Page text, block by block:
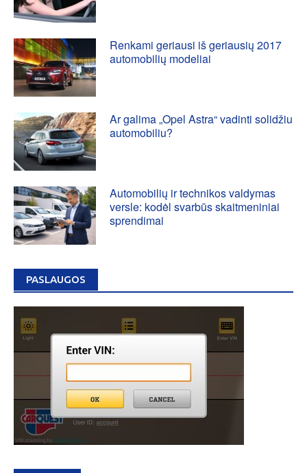
Renkami geriausi iš geriausių 2017
automobilių modeliai
Ar galima „Opel Astra“ vadinti solidžiu
automobiliu?
Automobilių ir technikos valdymas
versle: kodėl svarbūs skaitmeniniai
sprendimai
PASLAUGOS